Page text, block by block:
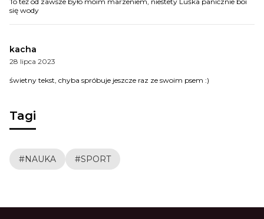
się wody
kacha
28 lipca 2023
świetny tekst, chyba spróbuje jeszcze raz ze swoim psem :)
Tagi
#NAUKA #SPORT